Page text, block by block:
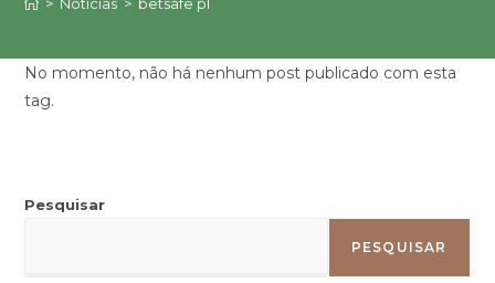
No momento, não há nenhum post publicado com esta
tag.
Pesquisar
PESQUISAR